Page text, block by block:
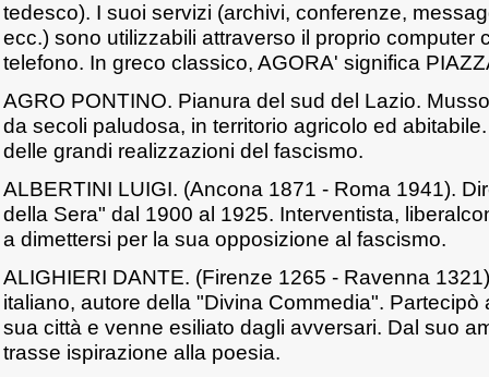
tedesco). I suoi servizi (archivi, conferenze,
ecc.) sono utilizzabili attraverso il proprio computer
telefono. In greco classico, AGORA' significa
AGRO PONTINO. Pianura del sud del Lazio.
da secoli paludosa, in territorio agricolo ed
delle grandi realizzazioni del fascismo.
ALBERTINI LUIGI. (Ancona 1871 - Roma 1941).
della Sera" dal 1900 al 1925. Interventista,
a dimettersi per la sua opposizione al fascismo.
ALIGHIERI DANTE. (Firenze 1265 - Ravenna
italiano, autore della "Divina Commedia". Partecipò
sua città e venne esiliato dagli avversari. Dal suo
trasse ispirazione alla poesia.